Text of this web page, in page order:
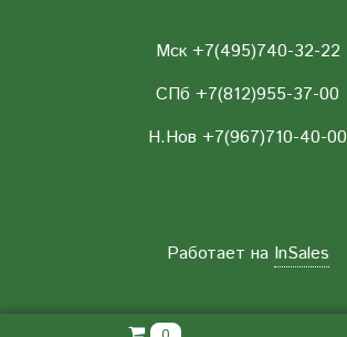
Мск +7(495)740-32-22
СПб +7(812)955-37-00
Н.Нов +7(967)710-40-00
Работает на InSales